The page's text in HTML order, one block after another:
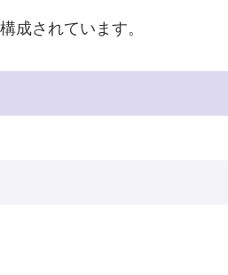
成されています。